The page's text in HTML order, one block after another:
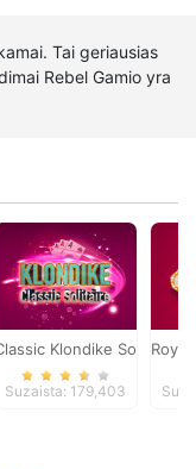
Tai geriausias
Rebel Gamio yra
Klondike Solitaire
Suzaista: 179,403